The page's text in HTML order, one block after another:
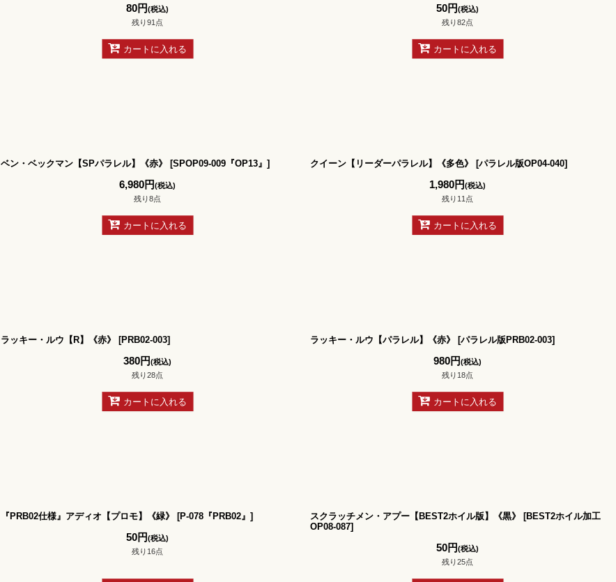
80円(税込)
残り91点
カートに入れる
50円(税込)
残り82点
カートに入れる
ベン・ベックマン【SPパラレル】《赤》 [SPOP09-009『OP13』 ]
6,980円(税込)
残り8点
カートに入れる
クイーン【リーダーパラレル】《多色》 [パラレル版OP04-040]
1,980円(税込)
残り11点
カートに入れる
ラッキー・ルウ【R】《赤》 [PRB02-003]
380円(税込)
残り28点
カートに入れる
ラッキー・ルウ【パラレル】《赤》 [パラレル版PRB02-003]
980円(税込)
残り18点
カートに入れる
『PRB02仕様』アディオ【プロモ】《緑》 [P-078『PRB02』 ]
50円(税込)
残り16点
スクラッチメン・アプー【BEST2ホイル版】《黒》 [BEST2ホイル加工
OP08-087]
50円(税込)
残り25点